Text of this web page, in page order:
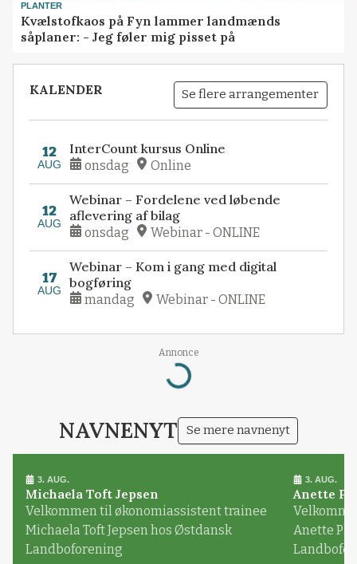
PLANTER
Kvælstofkaos på Fyn lammer landmænds
såplaner: - Jeg føler mig pisset på
KALENDER Se flere arrangementer
12
AUG
InterCount kursus Online
onsdag Online
12
AUG
Webinar – Fordelene ved løbende
aflevering af bilag
onsdag Webinar - ONLINE
17
AUG
Webinar – Kom i gang med digital
bogføring
mandag Webinar - ONLINE
Annonce
Loading...
NAVNENYT Se mere navnenyt
3. AUG.
Michaela Toft Jepsen
Velkommen til økonomiassistent trainee
Michaela Toft Jepsen hos Østdansk
Landboforening
3. AUG.
Anette
Anette